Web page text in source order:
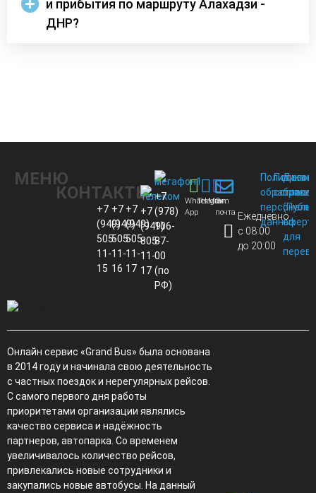
и прибытия по маршруту Алахадзи -
ДНР?
МЕНЮ
КОНТАКТЫ
+7
(949)
505-
11-
15
+7
(949)
505-
11-
16
+7
(949)
505-
11-
17
+7
(949)
805-
11-
17
+7
(978)
106-
87-
00
(по
РФ)
Whats
App
Telegram
MaxЭл.
почта Ежедневно
с 08:00
до 20:00
Политика
обработки
данных
для
Онлайн сервис «Grand Bus» была основана
в 2014 году и начинала свою деятельность
с частных поездок и нерегулярных рейсов.
С самого первого дня работы
приоритетами организации являлись
качество сервиса и надёжность
партнеров, автопарка. Со временем
увеличивалось количество рейсов,
привлекались новые сотрудники и
закупались новые автобусы. На данный